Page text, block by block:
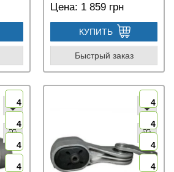
Цена: 1 859 грн
КУПИТЬ
Быстрый заказ
4
4
4
4
4
4
4
4